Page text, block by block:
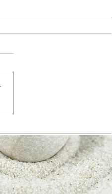
musulman au Moyen